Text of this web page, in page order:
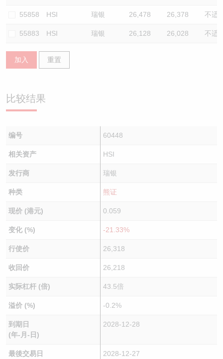
55858 HSI 瑞银 26,478 26,378 不适
55883 HSI 瑞银 26,128 26,028 不适
加入 重置
比较结果
编号 60448
相关资产 HSI
发行商 瑞银
种类 熊证
现价 (港元) 0.059
变化 (%) -21.33%
行使价 26,318
收回价 26,218
实际杠杆 (倍) 43.5倍
溢价 (%) -0.2%
到期日
(年-月-日)
2028-12-28
最後交易日
2028-12-27